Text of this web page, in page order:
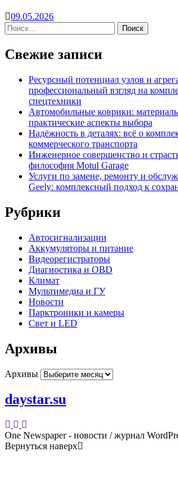
09.05.2026
Свежие записи
Ресурсный потенциал узлов и
профессиональный взгляд на
спецтехники
Автомобильные коврики:
практические аспекты выбора
Надёжность в деталях: всё о
коммерческого транспорта
Инженерное совершенство и
философия Motul Garage
Услуги по замене, ремонту и
Geely: комплексный подход к
Рубрики
Автосигнализации
Аккумуляторы и питание
Видеорегистраторы
Диагностика и OBD
Климат
Мультимедиа и ГУ
Новости
Парктроники и камеры
Свет и LED
Архивы
Архивы
daystar.su
One Newspaper - новости / журнал
Вернуться наверх